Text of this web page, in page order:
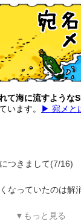
て海に流すような
います。
▶ 宛メと
つきまして(7/16)
なっていたのは解
▼もっと見る